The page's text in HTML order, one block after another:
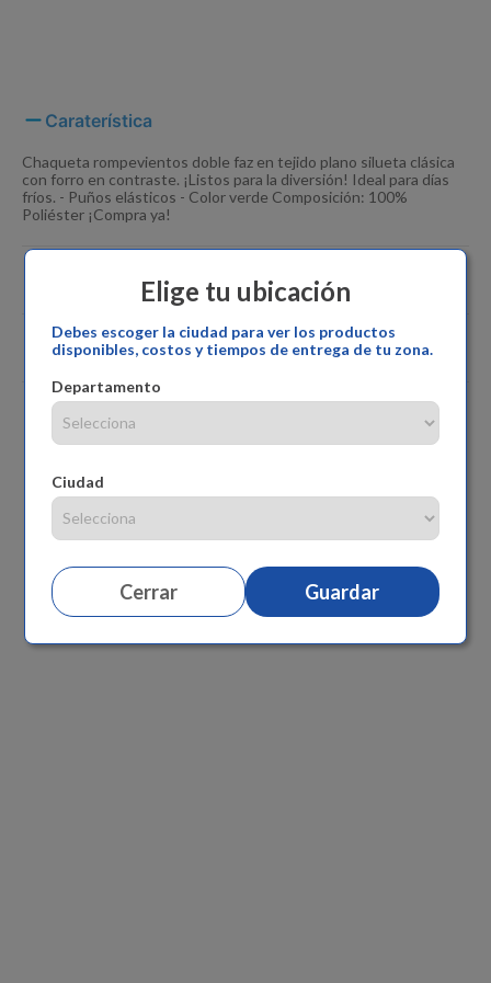
Elige tu ubicación
Debes escoger la ciudad para ver los productos
disponibles, costos y tiempos de entrega de tu zona.
Departamento
Ciudad
Cerrar Guardar
Caraterística
Chaqueta rompevientos doble faz en tejido plano silueta clásica
con forro en contraste. ¡Listos para la diversión! Ideal para días
fríos. - Puños elásticos - Color verde Composición: 100%
Poliéster ¡Compra ya!
Especificaciones
Comentarios